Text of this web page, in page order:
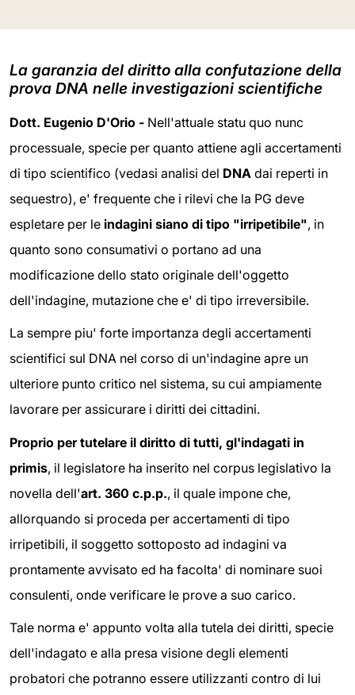
La garanzia del diritto alla confutazione della
prova DNA nelle investigazioni scientifiche
Dott. Eugenio D'Orio - Nell'attuale statu quo nunc
processuale, specie per quanto attiene agli accertamenti
di tipo scientifico (vedasi analisi del DNA dai reperti in
sequestro), e' frequente che i rilevi che la PG deve
espletare per le indagini siano di tipo "irripetibile", in
quanto sono consumativi o portano ad una
modificazione dello stato originale dell'oggetto
dell'indagine, mutazione che e' di tipo irreversibile.
La sempre piu' forte importanza degli accertamenti
scientifici sul DNA nel corso di un'indagine apre un
ulteriore punto critico nel sistema, su cui ampiamente
lavorare per assicurare i diritti dei cittadini.
Proprio per tutelare il diritto di tutti, gl'indagati in
primis, il legislatore ha inserito nel corpus legislativo la
novella dell'art. 360 c.p.p., il quale impone che,
allorquando si proceda per accertamenti di tipo
irripetibili, il soggetto sottoposto ad indagini va
prontamente avvisato ed ha facolta' di nominare suoi
consulenti, onde verificare le prove a suo carico.
Tale norma e' appunto volta alla tutela dei diritti, specie
dell'indagato e alla presa visione degli elementi
probatori che potranno essere utilizzanti contro di lui